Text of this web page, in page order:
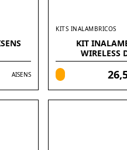
AISENS
KITS INALAMBRICOS
KIT
WIRELESS